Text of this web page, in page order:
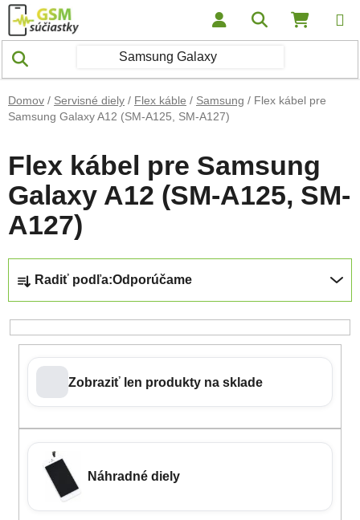
Prejsť na obsah Hľadať
Domov / Servisné diely / Flex káble / Samsung / Flex kábel pre
Samsung Galaxy A12 (SM-A125, SM-A127)
Flex kábel pre Samsung
Galaxy A12 (SM-A125, SM-
A127)
Radiť podľa:Odporúčame
Zobraziť len produkty na sklade
Náhradné diely